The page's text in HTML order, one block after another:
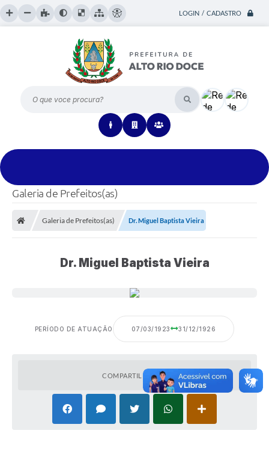
LOGIN / CADASTRO
O que voce procura?
Galeria de Prefeitos(as)
Galeria de Prefeitos(as) Dr. Miguel Baptista Vieira
Dr. Miguel Baptista Vieira
PERÍODO DE ATUAÇÃO 07/03/1923 31/12/1926
COMPARTILHAR